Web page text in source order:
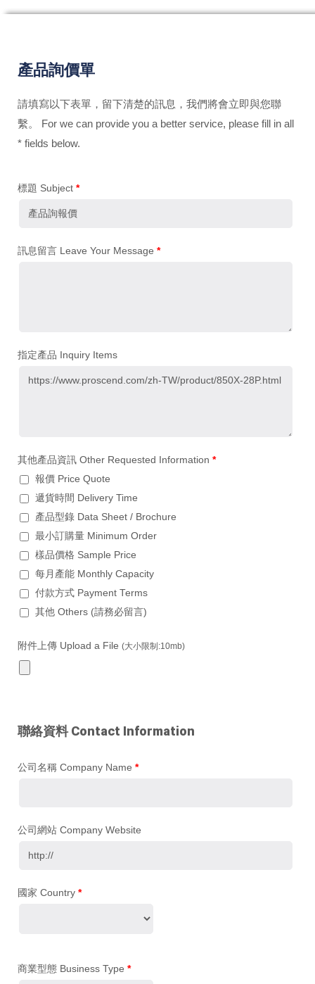
產品詢價單
請填寫以下表單，留下清楚的訊息，我們將會立即與您聯
繫。 For we can provide you a better service, please fill in all
* fields below.
標題 Subject *
訊息留言 Leave Your Message *
指定產品 Inquiry Items
其他產品資訊 Other Requested Information *
報價 Price Quote
遞貨時間 Delivery Time
產品型錄 Data Sheet / Brochure
最小訂購量 Minimum Order
樣品價格 Sample Price
每月產能 Monthly Capacity
付款方式 Payment Terms
其他 Others (請務必留言)
附件上傳 Upload a File (大小限制:10mb)
聯絡資料 Contact Information
公司名稱 Company Name *
公司網站 Company Website
國家 Country *
商業型態 Business Type *